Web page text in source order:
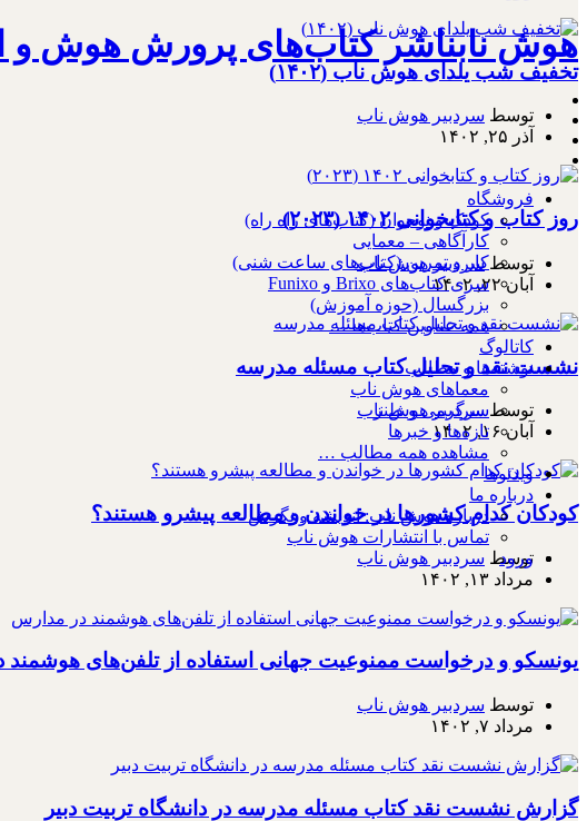
هوش نابناشر کتاب‌های پرورش هوش و
فروشگاه
کودک و نوجوان (کتاب‌های راه راه)
کارآگاهی – معمایی
کار و تمرین (کتاب‌های ساعت شنی)
سری کتاب‌های Brixo و Funixo
بزرگسال (حوزه آموزش)
همه عناوین کتاب‌ها …
کاتالوگ
نوشته‌ها و مطالب
معماهای هوش ناب
سرگرمی و طنز
تازه‌ها و خبرها
مشاهده همه مطالب …
ویدئوها
درباره ما
درباره هوش ناب: اندیشه و نگرش
تماس با انتشارات هوش ناب
ورود
تخفیف شب یلدای هوش ناب (۱۴۰۲)
توسط سردبیر هوش ناب
آذر ۲۵, ۱۴۰۲
روز کتاب و کتابخوانی ۱۴۰۲ (۲۰۲۳)
توسطسردبیر هوش ناب
آبان ۲۲, ۱۴۰۲
نشست نقد و تحلیل کتاب مسئله مدرسه
توسطسردبیر هوش ناب
آبان ۱۶, ۱۴۰۲
کودکان کدام کشورها در خواندن و مطالعه پیشرو هستند؟
توسط سردبیر هوش ناب
مرداد ۱۳, ۱۴۰۲
یونسکو و درخواست ممنوعیت جهانی استفاده از تلفن‌های هوشمند
توسط سردبیر هوش ناب
مرداد ۷, ۱۴۰۲
گزارش نشست نقد کتاب مسئله مدرسه در دانشگاه تربیت دبیر